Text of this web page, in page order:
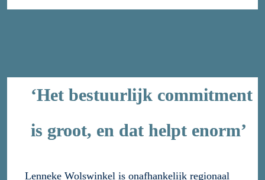
‘Het bestuurlijk commitment
is groot, en dat helpt enorm’
Lenneke Wolswinkel is onafhankelijk regionaal